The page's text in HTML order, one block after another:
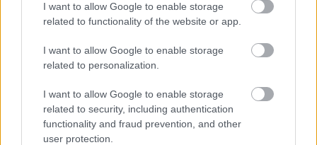
I want to allow Google to enable storage
related to functionality of the website or app.
I want to allow Google to enable storage
related to personalization.
I want to allow Google to enable storage
related to security, including authentication
functionality and fraud prevention, and other
user protection.
Feliratkozom a hírlevélre és elfogadom az
adatvédelmi
szabályzatot!
FELIRATKOZÁS